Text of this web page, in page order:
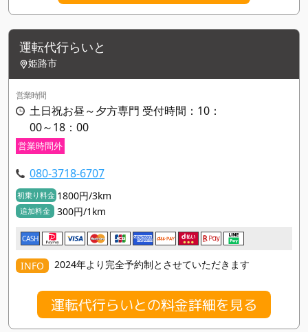
運転代行らいと
姫路市
営業時間
土日祝お昼～夕方専門 受付時間：10：
00～18：00
営業時間外
080-3718-6707
初乗り料金 1800円/3km
追加料金 300円/1km
CASH
INFO 2024年より完全予約制とさせていただきます
運転代行らいとの料金詳細を見る